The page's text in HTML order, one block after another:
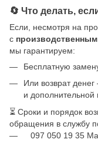
🔄 Что делать,
Если, несмотря на
с
мы гарантируем:
Бесплатную
Или возврат
и
⏳ Сроки и порядок
обращения в службу
097 050 19 35